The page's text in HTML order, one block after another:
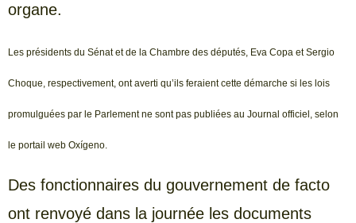
organe.
Les présidents du Sénat et de la Chambre des députés, Eva Copa et Sergio
Choque, respectivement, ont averti qu’ils feraient cette démarche si les lois
promulguées par le Parlement ne sont pas publiées au Journal officiel, selon
le portail web Oxígeno.
Des fonctionnaires du gouvernement de facto
ont renvoyé dans la journée les documents